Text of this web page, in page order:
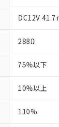
DC12V
288Ω
75%以下
10%以上
110%